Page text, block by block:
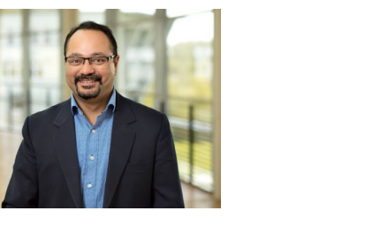
Head
to
our
English
main
page
instead.